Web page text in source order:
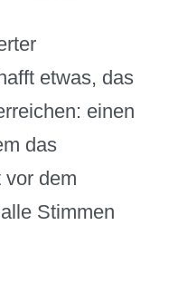
etwas, das
einen
das
vor dem
Stimmen